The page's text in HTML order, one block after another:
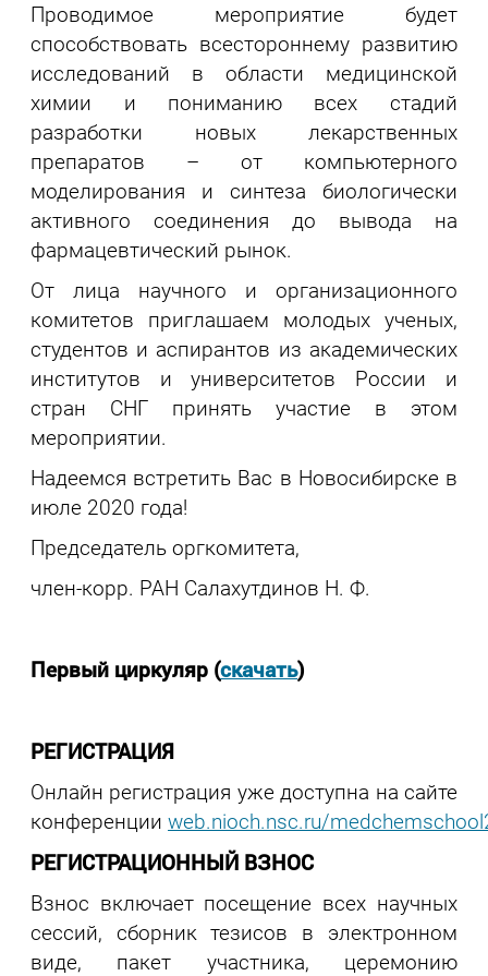
Проводимое мероприятие будет
способствовать всестороннему развитию
исследований в области медицинской
химии и пониманию всех стадий
разработки новых лекарственных
препаратов – от компьютерного
моделирования и синтеза биологически
активного соединения до вывода на
фармацевтический рынок.
От лица научного и организационного
комитетов приглашаем молодых ученых,
студентов и аспирантов из академических
институтов и университетов России и
стран СНГ принять участие в этом
мероприятии.
Надеемся встретить Вас в Новосибирске в
июле 2020 года!
Председатель оргкомитета,
член-корр. РАН Салахутдинов Н. Ф.
Первый циркуляр (скачать)
РЕГИСТРАЦИЯ
Онлайн регистрация уже доступна на сайте
конференцииweb.nioch.nsc.ru/
РЕГИСТРАЦИОННЫЙ ВЗНОС
Взнос включает посещение всех научных
сессий, сборник тезисов в электронном
виде, пакет участника, церемонию